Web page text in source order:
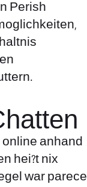
Perish
anhand
hei?t nix
war parece